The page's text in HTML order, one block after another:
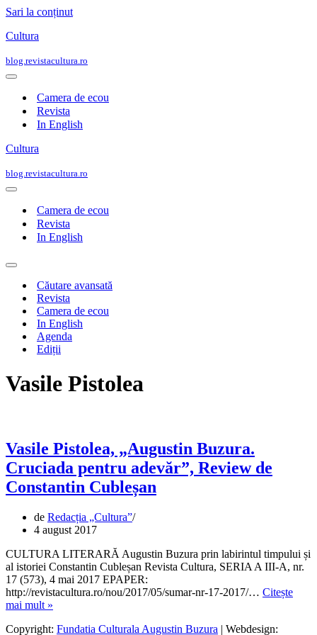
Sari la conținut
Cultura
blog.revistacultura.ro
Meniu
navigareCamera de ecou
Revista
In English
Cultura
blog.revistacultura.ro
Meniu
navigareCamera de ecou
Revista
In English
Meniu
navigareCăutare avansată
Revista
Camera de ecou
In English
Agenda
Ediții
Vasile Pistolea
Vasile Pistolea, „Augustin Buzura.
Cruciada pentru adevăr”, Review de
Constantin Cubleșan
de Redacția „Cultura”
4 august 2017
CULTURA LITERARĂ Augustin Buzura prin labirintul timpului și
al istoriei Constantin Cubleșan Revista Cultura, SERIA A III-A, nr.
17 (573), 4 mai 2017 EPAPER:
http://revistacultura.ro/nou/2017/05/sumar-nr-17-2017/… Citește
mai mult »
„Augustin
Copyright: Fundatia Culturala Augustin Buzura | Webdesign: